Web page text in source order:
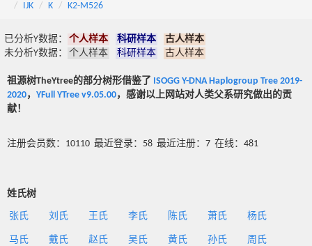
IJK
K K2-M526
已分析Y数据： 个人样本 科研样本
古人样本
未分析Y数据：
个人样本 科研样本 古人样本
祖源树TheYtree的部分树形借鉴了 ISOGG Y-DNA Haplogroup Tree 2019-
2020， YFull YTree v9.05.00，感谢以上网站对人类父系研究做出的贡
献！
注册会员数：10110 最近登录：58 最近注册：7 在线：481
姓氏树
张氏 刘氏 王氏 李氏 陈氏 萧氏 杨氏
马氏 戴氏 赵氏 吴氏 黄氏 孙氏 周氏